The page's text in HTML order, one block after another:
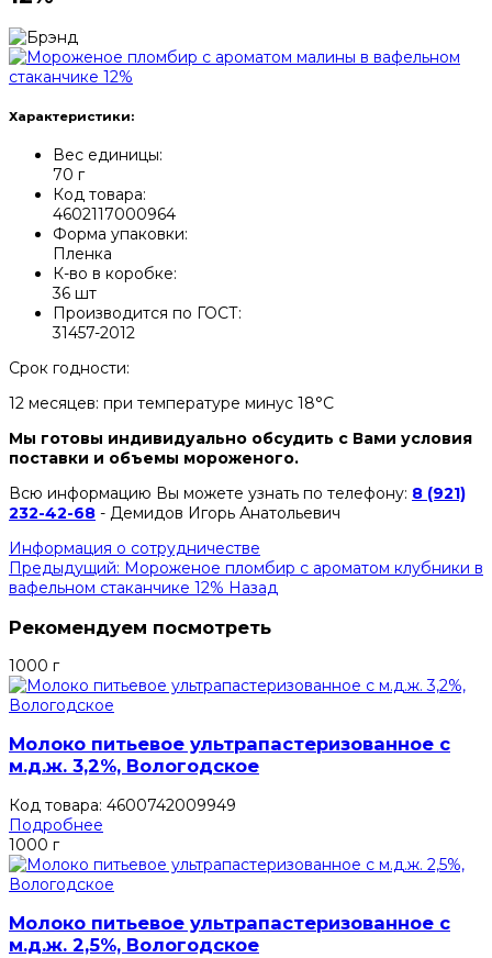
Характеристики:
Вес единицы:
70 г
Код товара:
4602117000964
Форма упаковки:
Пленка
К-во в коробке:
36 шт
Производится по ГОСТ:
31457-2012
Срок годности:
12 месяцев: при температуре минус 18°С
Мы готовы индивидуально обсудить с Вами условия
поставки и объемы мороженого.
Всю информацию Вы можете узнать по телефону: 8 (921)
232-42-68 - Демидов Игорь Анатольевич
Информация о сотрудничестве
Предыдущий: Мороженое пломбир с ароматом клубники в
вафельном стаканчике 12% Назад
Рекомендуем посмотреть
1000 г
Молоко питьевое ультрапастеризованное с
м.д.ж. 3,2%, Вологодское
Код товара: 4600742009949
Подробнее
1000 г
Молоко питьевое ультрапастеризованное с
м.д.ж. 2,5%, Вологодское